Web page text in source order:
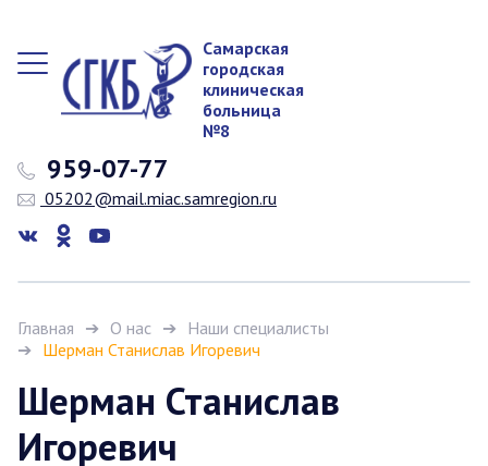
Самарская
городская
клиническая
больница
№8
959-07-77
05202@mail.miac.samregion.ru
Главная О нас
Наши специалисты
Шерман Станислав Игоревич
Шерман Станислав
Игоревич